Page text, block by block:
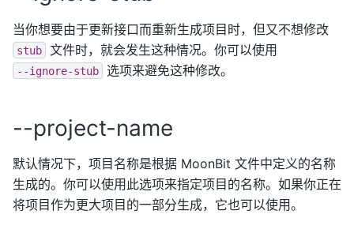
当你想要由于更新接口而重新生成项目时，但又不想修改
stub 文件时，就会发生这种情况。你可以使用
--ignore-stub 选项来避免这种修改。
--project-name
默认情况下，项目名称是根据 MoonBit 文件中定义的名称
生成的。你可以使用此选项来指定项目的名称。如果你正在
将项目作为更大项目的一部分生成，它也可以使用。